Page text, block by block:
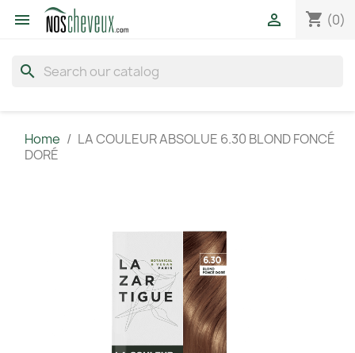
 shopping_cart (0)

search
Home
LA COULEUR ABSOLUE 6.30 BLOND FONCÉ
DORÉ